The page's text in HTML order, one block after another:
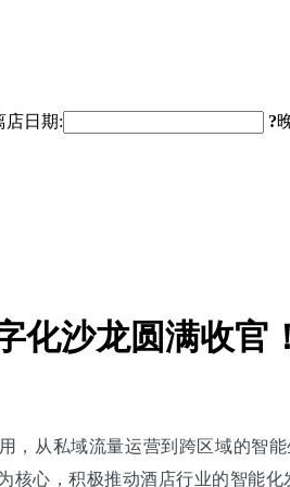
店日期: ?
化沙龙圆满收官
，从私域流量运营到跨区域的智
核心，积极推动酒店行业的智能化